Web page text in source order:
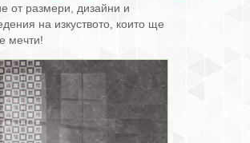
от размери, дизайни и
на изкуството, които ще
мечти!